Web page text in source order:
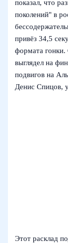
показал, что
поколений" в
привёз 34,5
формата гонки.
выглядел на
подвигов на
Денис Спицов,
Этот расклад